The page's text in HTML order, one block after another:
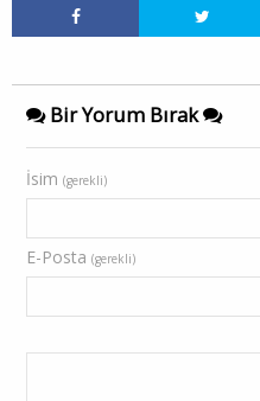
Bir Yorum Bırak
İsim (gerekli)
E-Posta (gerekli)